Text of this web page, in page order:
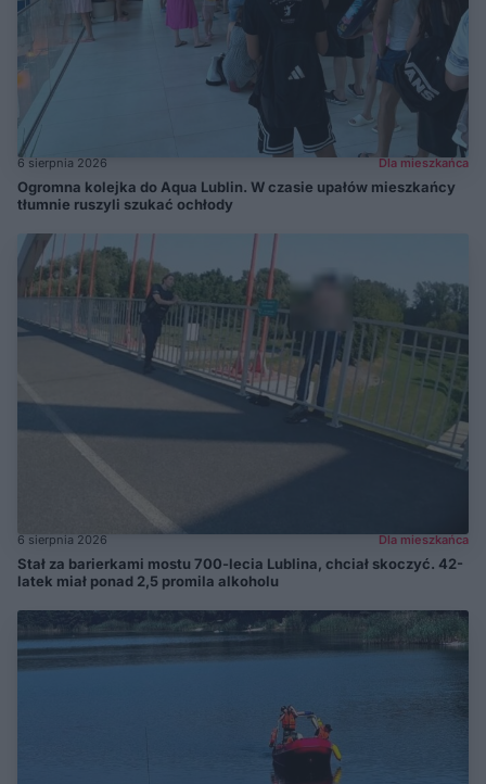
6 sierpnia 2026 Dla mieszkańca
Ogromna kolejka do Aqua Lublin. W czasie upałów mieszkańcy
tłumnie ruszyli szukać ochłody
6 sierpnia 2026 Dla mieszkańca
Stał za barierkami mostu 700-lecia Lublina, chciał skoczyć. 42-
latek miał ponad 2,5 promila alkoholu